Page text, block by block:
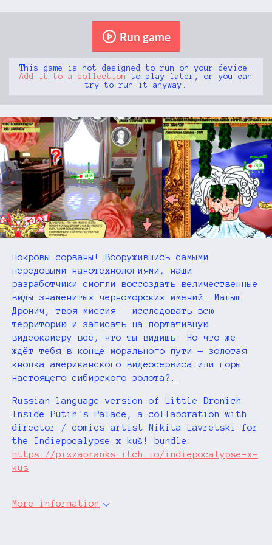
Run game
This game is not designed to run on your device.
Add it to a collection
to play later, or you can
try to run it anyway.
Покровы сорваны! Вооружившись самыми
передовыми нанотехнологиями, наши
разработчики смогли воссоздать величественные
виды знаменитых черноморских имений. Малыш
Дронич, твоя миссия — исследовать всю
территорию и записать на портативную
видеокамеру всё, что ты видишь. Но что же
ждёт тебя в конце морального пути — золотая
кнопка американского видеосервиса или горы
настоящего сибирского золота?..
Russian language version of Little Dronich
Inside Putin's Palace, a collaboration with
director / comics artist Nikita Lavretski for
the Indiepocalypse x kuš! bundle:
https://pizzapranks.itch.io/indiepocalypse-x-
kus
More information